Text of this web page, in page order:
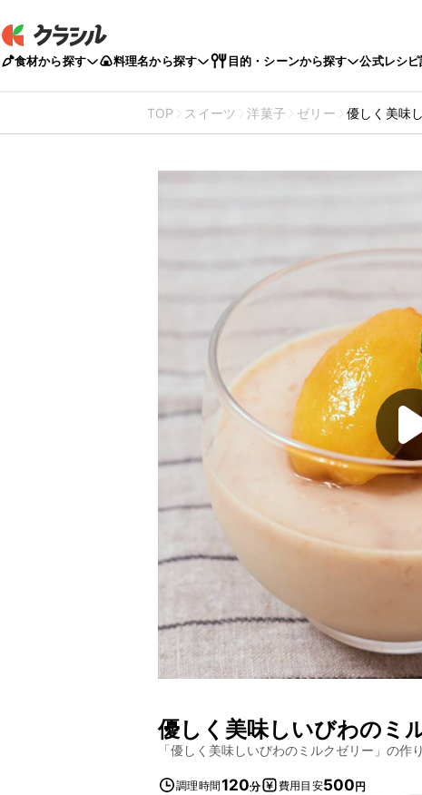
食材から探す 料理名から探す 目的・シーンから探す 公式レシピ
TOP スイーツ 洋菓子 ゼリー 優しく美味
優しく美味しいびわのミ
「優しく美味しいびわのミルクゼリー 」の作
調理時間120分 費用目安500円